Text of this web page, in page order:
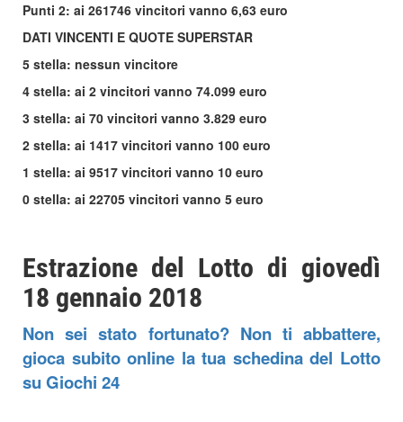
Punti 2: ai 261746 vincitori vanno 6,63 euro
DATI VINCENTI E QUOTE SUPERSTAR
5 stella: nessun vincitore
4 stella: ai 2 vincitori vanno 74.099 euro
3 stella: ai 70 vincitori vanno 3.829 euro
2 stella: ai 1417 vincitori vanno 100 euro
1 stella: ai 9517 vincitori vanno 10 euro
0 stella: ai 22705 vincitori vanno 5 euro
Estrazione del Lotto di giovedì
18 gennaio 2018
Non sei stato fortunato? Non ti abbattere,
gioca subito online la tua schedina del Lotto
su Giochi 24